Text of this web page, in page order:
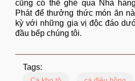
cũng có thể ghé qua Nhà
Phát để thưởng thức món ăn
kỳ với những gia vị độc đáo
đầu bếp chúng tôi.
Tags: